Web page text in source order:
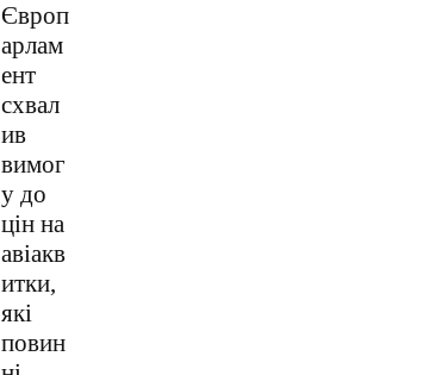
Європ
арлам
ент
схвал
ив
вимог
у до
цін на
авіакв
итки,
які
повин